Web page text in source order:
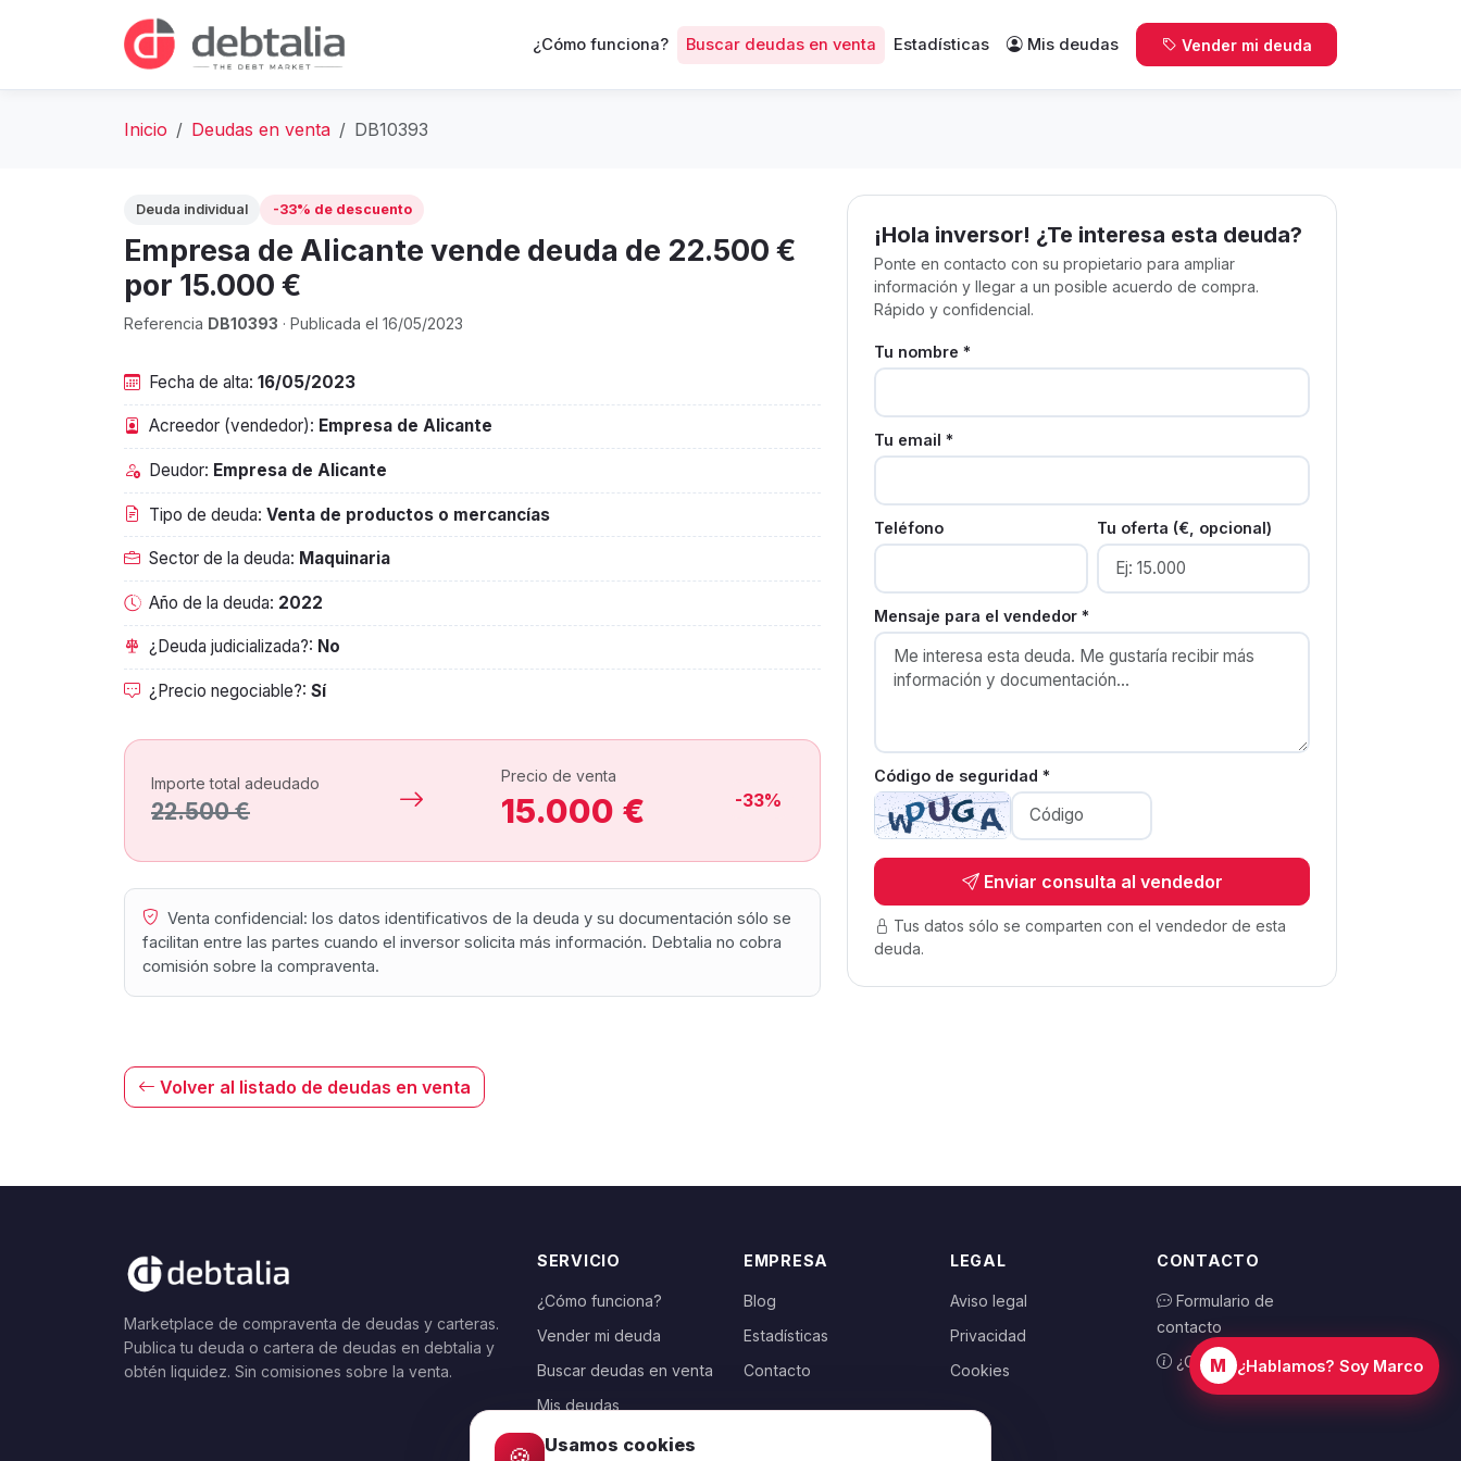
¿Cómo funciona? Buscar deudas en venta Estadísticas Mis deudas Vender mi deuda
Inicio Deudas en venta DB10393
Deuda individual -33% de descuento
Empresa de Alicante vende deuda de 22.500 €
por 15.000 €
Referencia DB10393 · Publicada el 16/05/2023
Fecha de alta: 16/05/2023
Acreedor (vendedor): Empresa de Alicante
Deudor: Empresa de Alicante
Tipo de deuda: Venta de productos o mercancías
Sector de la deuda: Maquinaria
Año de la deuda: 2022
¿Deuda judicializada?: No
¿Precio negociable?: Sí
Importe total adeudado
22.500 €
Precio de venta
15.000 € -33%
Venta confidencial: los datos identificativos de la deuda y su documentación sólo se
facilitan entre las partes cuando el inversor solicita más información. Debtalia no cobra
comisión sobre la compraventa.
¡Hola inversor! ¿Te interesa esta deuda?
Ponte en contacto con su propietario para ampliar
información y llegar a un posible acuerdo de compra.
Rápido y confidencial.
Tu nombre *
Tu email *
Teléfono Tu oferta (€, opcional)
Mensaje para el vendedor *
Código de seguridad *
Enviar consulta al vendedor
Tus datos sólo se comparten con el vendedor de esta
deuda.
Volver al listado de deudas en venta
Marketplace de compraventa de deudas y carteras.
Publica tu deuda o cartera de deudas en debtalia y
obtén liquidez. Sin comisiones sobre la venta.
SERVICIO
¿Cómo funciona?
Vender mi deuda
Buscar deudas en venta
Mis deudas
EMPRESA
Blog
Estadísticas
Contacto
LEGAL
Aviso legal
Privacidad
Cookies
CONTACTO
Formulario de
contacto
¿Cómo funciona?
M ¿Hablamos? Soy Marco
Usamos cookies